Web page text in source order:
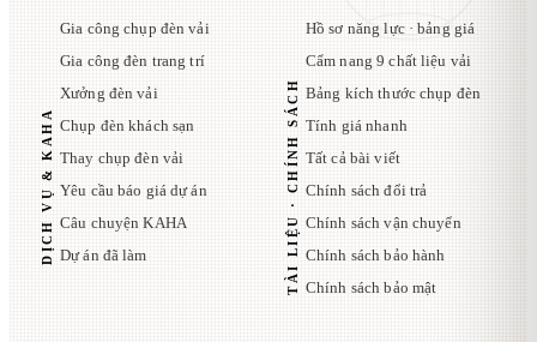
DỊCH VỤ & KAHA
Gia công chụp đèn vải
Gia công đèn trang trí
Xưởng đèn vải
Chụp đèn khách sạn
Thay chụp đèn vải
Yêu cầu báo giá dự án
Câu chuyện KAHA
Dự án đã làm
TÀI LIỆU · CHÍNH SÁCH
Hồ sơ năng lực · bảng giá
Cẩm nang 9 chất liệu vải
Bảng kích thước chụp đèn
Tính giá nhanh
Tất cả bài viết
Chính sách đổi trả
Chính sách vận chuyển
Chính sách bảo hành
Chính sách bảo mật